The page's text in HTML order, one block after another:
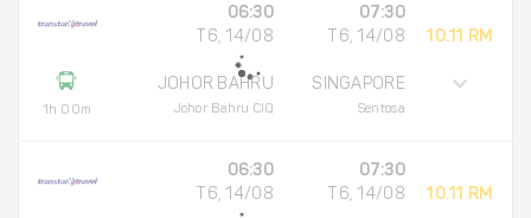
1h 00m
06:30
T6, 14/08
JOHOR BAHRU
Johor Bahru CIQ
07:30
T6, 14/08
SINGAPORE
Sentosa
10.11 RM
06:30
T6, 14/08
07:30
T6, 14/08
10.11 RM